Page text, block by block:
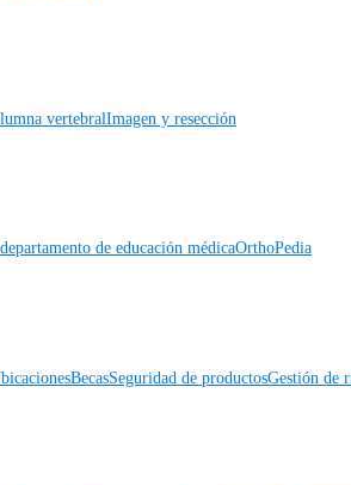
vertebralImagen y resección
de educación médicaOrthoPedia
BecasSeguridad de productosGestión de